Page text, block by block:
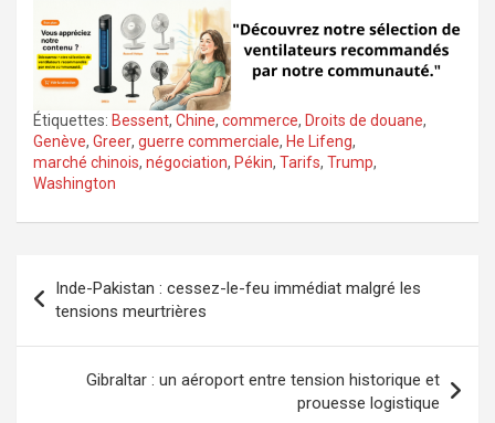
Étiquettes: Bessent, Chine, commerce, Droits de douane,
Genève, Greer, guerre commerciale, He Lifeng,
marché chinois, négociation, Pékin, Tarifs, Trump,
Washington
de
l’article
Inde-Pakistan : cessez-le-feu immédiat malgré les
tensions meurtrières
Gibraltar : un aéroport entre tension historique et
prouesse logistique